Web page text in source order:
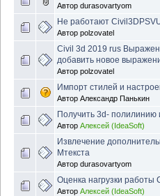
Автор durasovartyom
Не работают
Автор polzovatel
Civil 3d 2019 rus
добавить новое
Автор polzovatel
Импорт стилей и
Автор Александр Панькин
Получить 3d- полилинию
Автор Алексей (IdeaSoft)
Извлечение
Мтекста
Автор durasovartyom
Оценка нагрузки работы
Автор Алексей (IdeaSoft)